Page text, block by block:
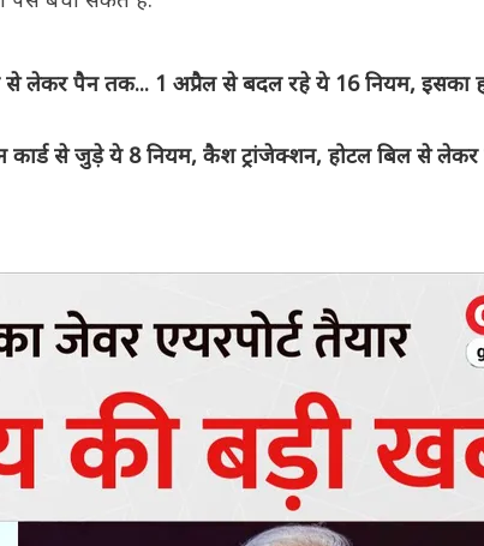
लेकर पैन तक... 1 अप्रैल से बदल रहे ये 16 नियम, इसका
से जुड़े ये 8 नियम, कैश ट्रांजेक्शन, होटल बिल से लेकर